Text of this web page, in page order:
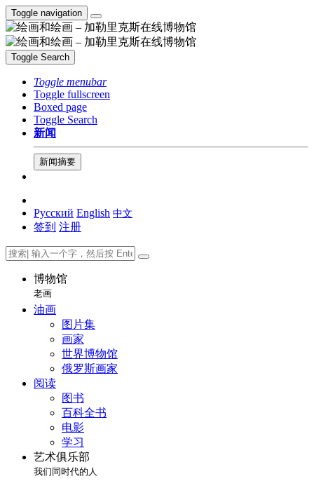
Toggle navigation
Toggle Search
Toggle menubar
Toggle fullscreen
Boxed page
Toggle Search
新闻
新闻摘要
Русский English 中文
签到 注册
博物馆
老画
油画
图片集
画家
世界博物馆
俄罗斯画家
阅读
图书
百科全书
电影
学习
艺术俱乐部
我们同时代的人